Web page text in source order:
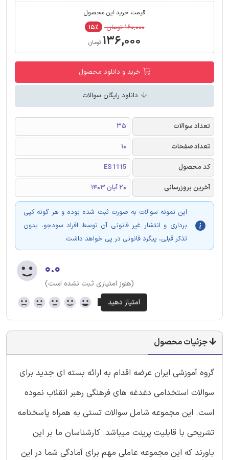
قیمت خرید این محصول
۱۶۰,۰۰۰ تومان ۱۵٪
۱۳۶,۰۰۰ تومان
خرید و دانلود محصول
دانلود رایگان سوالات
تعداد سوالات
35
تعداد صفحات
10
کد محصول
ES1115
آخرین بروزرسانی
20 آبان 1403
این نمونه سوالات به صورت ثبت شده بوده و هر گونه کپی
برداری و انتشار غیر قانونی آن توسط افراد سودجو، بدون
تذکر قبلی، پیگرد قانونی در پی خواهد داشت.
۰.۰
(هنوز امتیازی ثبت نشده است)
جزئیات محصول
گروه آموزشی ایران عرضه اقدام به ارائه بسته ای جدید برای
سوالات استخدامی دغدغه های فرهنگی رهبر انقلاب نموده
است. این مجموعه شامل سوالات تستی به همراه پاسخنامه
تشریحی با قابلیت پرینت میباشد. کارشناسان ما بر این
باورند که این مجموعه عاملی مهم برای آمادگی شما در این